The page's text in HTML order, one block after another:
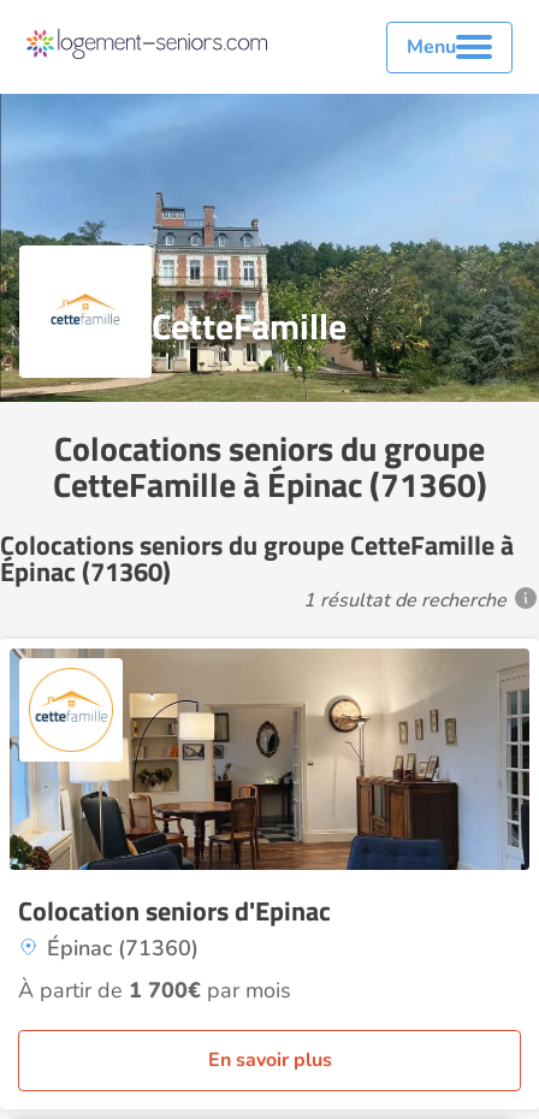
Menu
CetteFamille
Colocations seniors du groupe
CetteFamille à Épinac (71360)
Colocations seniors du groupe CetteFamille à
Épinac (71360)
1 résultat de recherche
Colocation seniors d'Epinac
Épinac (71360)
À partir de 1 700€ par mois
En savoir plus